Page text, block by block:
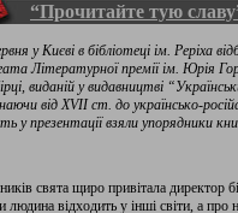
“Прочитайте тую
у Києві в бібліотеці ім. Реріха
Літературної премії ім. Юрія
виданій у видавництві
від XVII ст. до українсько-
у презентації взяли упорядники
свята щиро привітала директор
людина відходить у інші світи, а про